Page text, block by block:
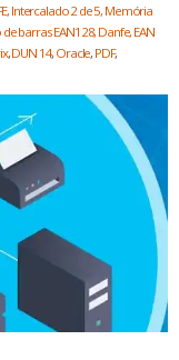
Intercalado 2 de 5, Memória
barras EAN128, Danfe, EAN
,DUN 14, Oracle, PDF,